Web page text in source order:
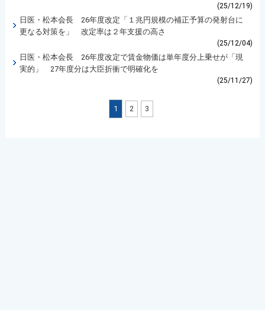
(25/12/19)
日医・松本会長 26年度改定「１兆円規模の補正予算の発射台に
更なる対策を」 改定率は２年支援の高さ
(25/12/04)
日医・松本会長 26年度改定で賃金物価は単年度分上乗せが「現
実的」 27年度分は大臣折衝で明確化を
(25/11/27)
1 2 3